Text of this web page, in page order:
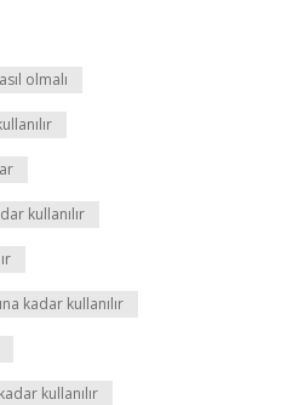
olmalı
kullanılır
kadar kullanılır
kullanılır